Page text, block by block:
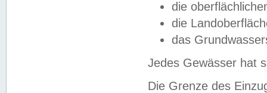
die
die
das
Jedes Gewässer hat
Die Grenze des